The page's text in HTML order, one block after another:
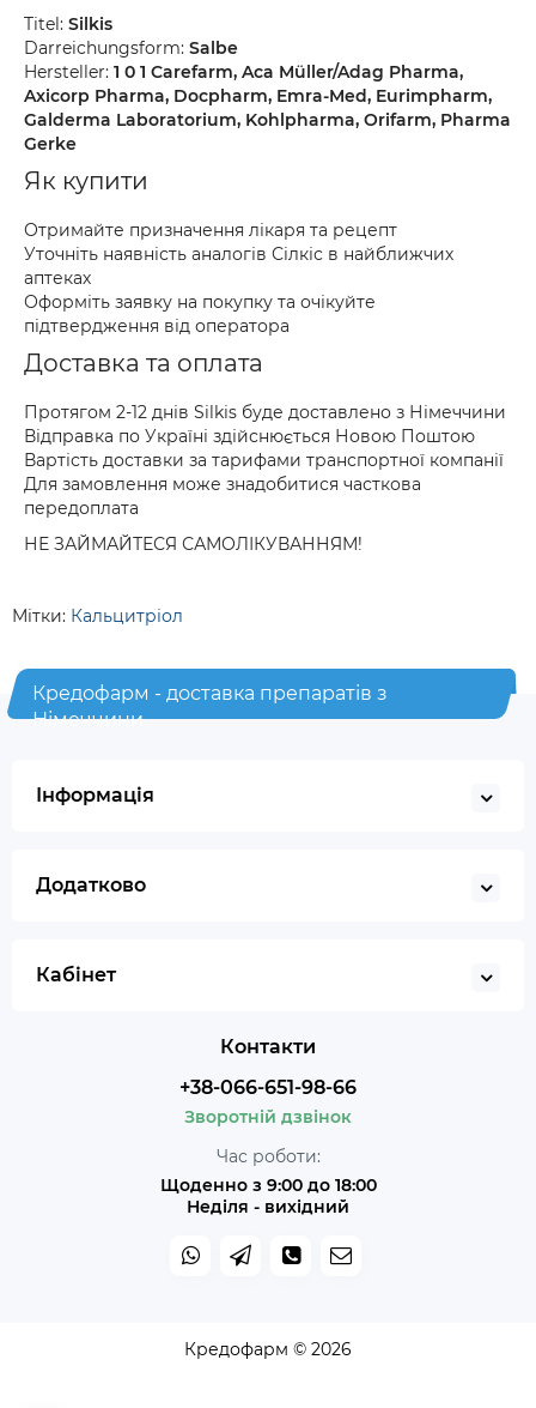
Titel: Silkis
Darreichungsform: Salbe
Hersteller: 1 0 1 Carefarm, Aca Müller/Adag Pharma,
Axicorp Pharma, Docpharm, Emra-Med, Eurimpharm,
Galderma Laboratorium, Kohlpharma, Orifarm, Pharma
Gerke
Як купити
Отримайте призначення лікаря та рецепт
Уточніть наявність аналогів Сілкіс в найближчих
аптеках
Оформіть заявку на покупку та очікуйте
підтвердження від оператора
Доставка та оплата
Протягом 2-12 днів Silkis буде доставлено з Німеччини
Відправка по Україні здійснюється Новою Поштою
Вартість доставки за тарифами транспортної компанії
Для замовлення може знадобитися часткова
передоплата
НЕ ЗАЙМАЙТЕСЯ САМОЛІКУВАННЯМ!
Мітки: Кальцитріол
Кредофарм - доставка препаратів з
Німеччини
Інформація
Додатково
Кабінет
Контакти
+38-066-651-98-66
Зворотній дзвінок
Час роботи:
Щоденно з 9:00 до 18:00
Неділя - вихідний
Кредофарм © 2026